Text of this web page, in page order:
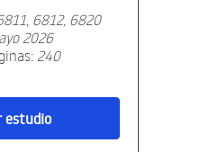
6812, 6820
2026
240
estudio